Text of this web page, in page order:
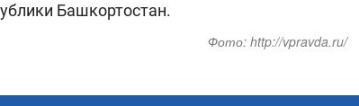
Башкортостан.
Фото: http://vpravda.ru/